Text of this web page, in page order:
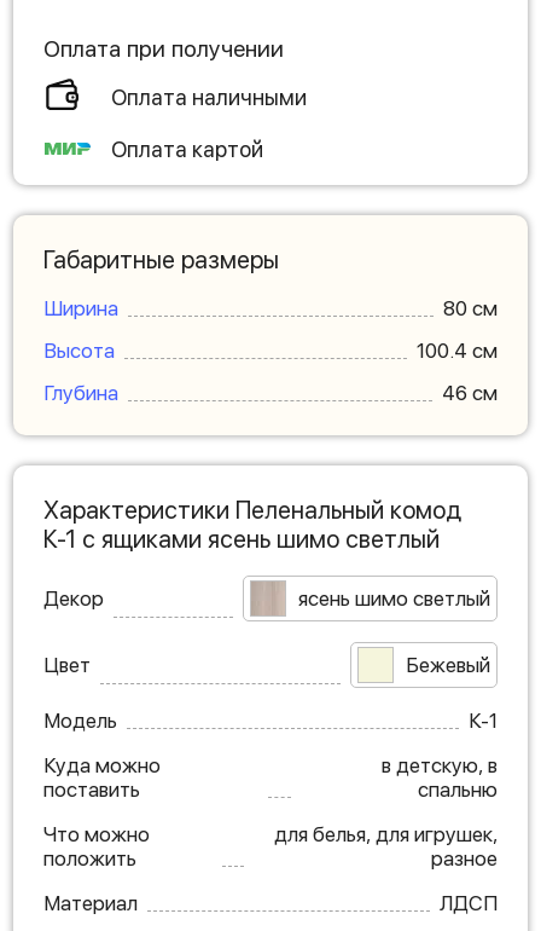
Оплата при получении
Оплата наличными
Оплата картой
Габаритные размеры
Ширина
80 см
Высота
100.4 см
Глубина
46 см
Характеристики Пеленальный комод
К-1 с ящиками ясень шимо светлый
Декор ясень шимо светлый
Цвет Бежевый
Модель
К-1
Куда можно
поставить
в детскую, в
спальню
Что можно
положить
для белья, для игрушек,
разное
Материал
ЛДСП